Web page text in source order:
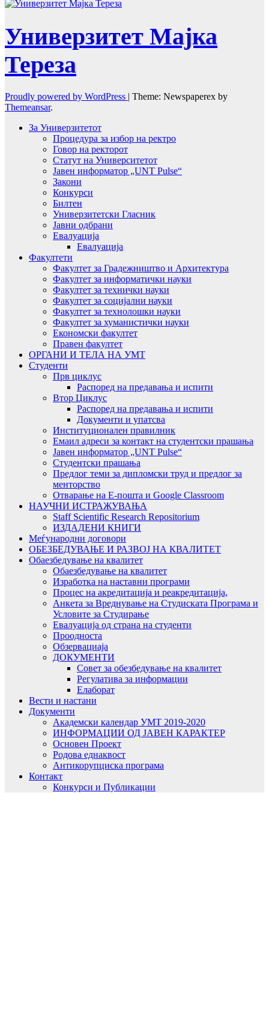
Универзитет Мајка
Тереза
Proudly powered by WordPress | Theme: Newspaperex by
Themeansar.
За Универзитетот
Процедура за избор на ректро
Говор на ректорот
Статут на Университетот
Јавен информатор „UNT Pulse“
Закони
Конкурси
Билтен
Универзитетски Гласник
Јавни одбрани
Евалуација
Евалуација
Факултети
Факултет за Градежништво и Архитектура
Факултет за информатички науки
Факултет за технички науки
Факултет за социјални науки
Факултет за технолошки науки
Факултет за хуманистички науки
Економски факултет
Правен факултет
ОРГАНИ И ТЕЛА НА УМТ
Студенти
Прв циклус
Распоред на предавањa и испити
Втор Циклус
Распоред на предавањa и испити
Документи и упатсва
Институционален правилник
Емаил адреси за контакт на студентски прашања
Јавен информатор „UNT Pulse“
Студентски прашања
Предлог теми за дипломски труд и предлог за
менторство
Отварање на Е-пошта и Google Classroom
НАУЧНИ ИСТРАЖУВАЊА
Staff Scientific Research Repositorium
ИЗДАДЕНИ КНИГИ
Меѓународни договори
ОБЕЗБЕДУВАЊЕ И РАЗВОЈ НА КВАЛИТЕТ
Обаезбедување на квалитет
Обаезбедување на квалитет
Изработка на наставни програми
Процес на акредитација и реакредитација,
Анкета за Вреднување на Студиската Програма и
Условите за Студирање
Евалуација од страна на студенти
Проодноста
Обзервациаја
ДОКУМЕНТИ
Совет за обезбедување на квалитет
Регулатива за информации
Елаборат
Вести и настани
Документи
Академски календар УМТ 2019-2020
ИНФОРМАЦИИ ОД ЈАВЕН КАРАКТЕР
Основен Проект
Родова еднаквост
Антикорупциска програма
Контакт
Конкурси и Публикации